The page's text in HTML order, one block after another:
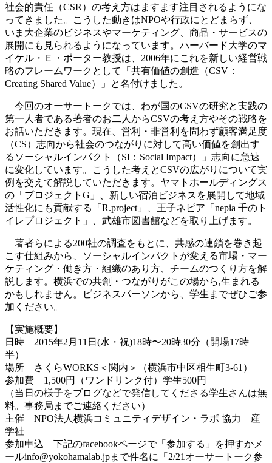
社会的責任（CSR）の考え方はますます注目されるようにな
ってきました。こうした動きはNPOや行政にとどまらず、
いま大企業のビジネスやマーケティング、商品・サービスの
展開にも見られるようになっています。ハーバード大学のマ
イケル・Ｅ・ポーター教授は、2006年にこれを新しい経営戦
略のフレームワークとして「共有価値の創造（CSV：
Creating Shared Value）」と名付けました。
今回のオーサートークでは、わが国のCSVの研究と実践の
第一人者である著者のお二人からCSVの考え方やその戦略を
お話いただきます。現在、営利・非営利を問わず顧客満足度
（CS）志向から社会のつながりに対して高い価値を創出す
るソーシャルインパクト（SI：Social Impact）」志向に急速
に変化しています。こうした考えとCSVの広がりについて実
例を交えて解説していただきます。ヤマトホールディングス
の「プロジェクトG」、新しい宿泊ビジネスを展開して地域
活性化にも貢献する「R.project」、王子ネピア「nepia 千のト
イレプロジェクト」、武雄市図書館などを取り上げます。
著者らによる200社の調査をもとに、共感の連鎖を巻き起
こす仕組みから、ソーシャルインパクトが変える市場・マー
ケティング・働き方・組織のあり方、チームのつくり方を解
説します。横浜での共創・つながりがこの場から,生まれる
かもしれません。ビジネスパーソンから、学生までぜひご参
加ください。
【実施概要】
日時 2015年2月11日(水・祝)18時〜20時30分（開場17時
半）
場所 さくらWORKS＜関内＞（横浜市中区相生町3-61）
参加費 1,500円（ワンドリンク付）学生500円
（当日の様子をブログなどで発信してくださる学生さんは無
料。事務局までご連絡ください）
主催 NPO法人横浜コミュニティデザイン・ラボ 協力 産
学社
参加申込 下記のfacebookページで「参加する」を押すかメ
ールinfo@yokohamalab.jpまで件名に「2/21オーサートーク参